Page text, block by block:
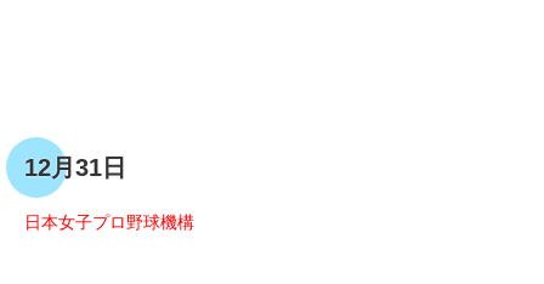
12月31日
日本女子プロ野球機構